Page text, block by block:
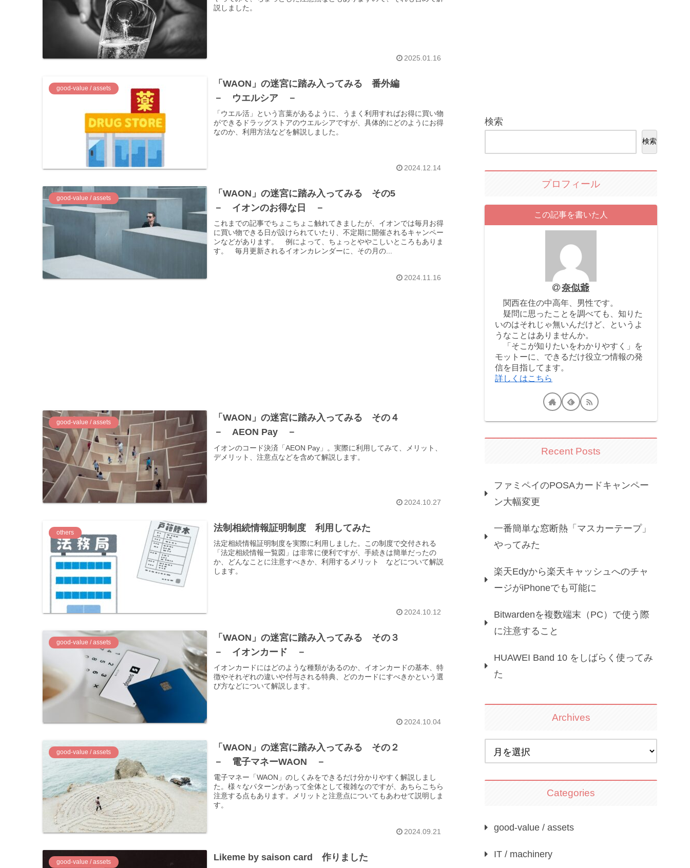
説しました。
2025.01.16
good-value / assets
「WAON」の迷宮に踏み入ってみる 番外編
－ ウエルシア －
「ウエル活」という言葉があるように、うまく利用すればお得に買い物
ができるドラッグストアのウエルシアですが、具体的にどのようにお得
なのか、利用方法などを解説しました。
2024.12.14
good-value / assets
「WAON」の迷宮に踏み入ってみる その5
－ イオンのお得な日 －
これまでの記事でちょこちょこ触れてきましたが、イオンでは毎月お得
に買い物できる日が設けられていたり、不定期に開催されるキャンペー
ンなどがあります。 例によって、ちょっとややこしいところもありま
す。 毎月更新されるイオンカレンダーに、その月の...
2024.11.16
good-value / assets
「WAON」の迷宮に踏み入ってみる その４
－ AEON Pay －
イオンのコード決済「AEON Pay」。実際に利用してみて、メリット、
デメリット、注意点などを含めて解説します。
2024.10.27
others 法制相続情報証明制度 利用してみた
法定相続情報証明制度を実際に利用しました。この制度で交付される
「法定相続情報一覧図」は非常に便利ですが、手続きは簡単だったの
か、どんなことに注意すべきか、利用するメリット などについて解説
します。
2024.10.12
good-value / assets
「WAON」の迷宮に踏み入ってみる その３
－ イオンカード －
イオンカードにはどのような種類があるのか、イオンカードの基本、特
徴やそれぞれの違いや付与される特典、どのカードにすべきかという選
び方などについて解説します。
2024.10.04
good-value / assets
「WAON」の迷宮に踏み入ってみる その２
－ 電子マネーWAON －
電子マネー「WAON」のしくみをできるだけ分かりやすく解説しまし
た。様々なパターンがあって全体として複雑なのですが、あちらこちら
注意する点もあります。メリットと注意点についてもあわせて説明しま
す。
2024.09.21
good-value / assets Likeme by saison card 作りました
検索
検索
プロフィール
この記事を書いた人
奈似爺
関西在住の中高年、男性です。
疑問に思ったことを調べても、知りた
いのはそれじゃ無いんだけど、というよ
うなことはありませんか。
「そこが知りたいをわかりやすく」を
モットーに、できるだけ役立つ情報の発
信を目指してます。
詳しくはこちら
Recent Posts
ファミペイのPOSAカードキャンペー
ン大幅変更
一番簡単な窓断熱「マスカーテープ」
やってみた
楽天Edyから楽天キャッシュへのチャ
ージがiPhoneでも可能に
Bitwardenを複数端末（PC）で使う際
に注意すること
HUAWEI Band 10 をしばらく使ってみ
た
Archives
Categories
good-value / assets
IT / machinery